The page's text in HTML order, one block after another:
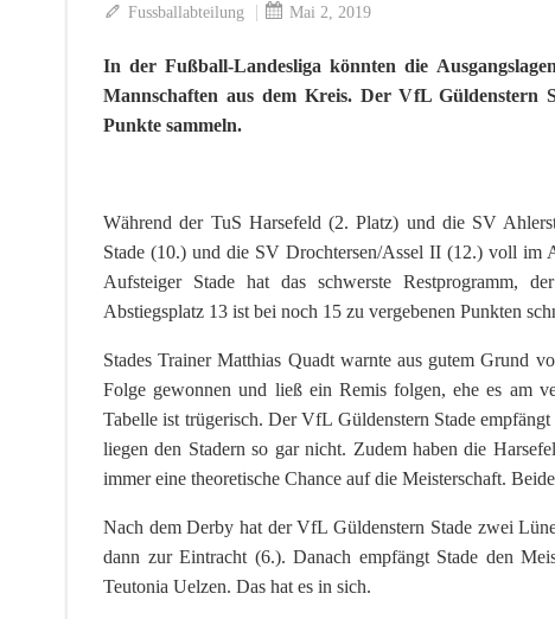
Fussballabteilung | Mai 2, 2019
In der Fußball-Landesliga könnten die
Mannschaften aus dem Kreis. Der VfL Güldenstern
Punkte sammeln.
Während der TuS Harsefeld (2. Platz) und die SV
Stade (10.) und die SV Drochtersen/Assel II (12.) voll im
Aufsteiger Stade hat das schwerste Restprogramm,
Abstiegsplatz 13 ist bei noch 15 zu vergebenen Punkten
Stades Trainer Matthias Quadt warnte aus gutem Grund
Folge gewonnen und ließ ein Remis folgen, ehe es am
Tabelle ist trügerisch. Der VfL Güldenstern Stade
liegen den Stadern so gar nicht. Zudem haben die
immer eine theoretische Chance auf die Meisterschaft.
Nach dem Derby hat der VfL Güldenstern Stade zwei
dann zur Eintracht (6.). Danach empfängt Stade den
Teutonia Uelzen. Das hat es in sich.